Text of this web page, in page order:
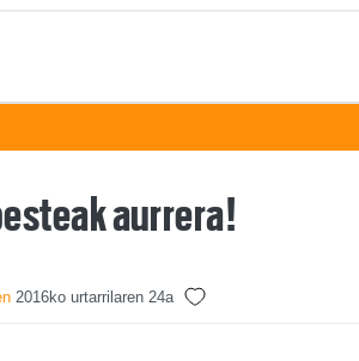
aurrera!
2016ko urtarrilaren 24a